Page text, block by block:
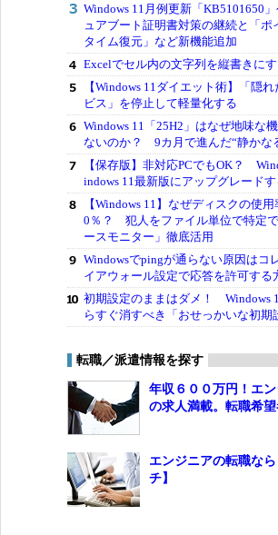
Windows 11月例更新「KB5101650
ュアブート証明書対策の継続と「ポ
タイム復元」など新機能追加
Excelでセル内の文字列を縦書きに
【Windows 11ダイエット術】「隠
ビス」を停止して軽量化する
Windows 11「25H2」はなぜ地味な
ないのか？ 9カ月で進んだ“静かな
【保存版】非対応PCでもOK？
indows 11最新版にアップグレード
【Windows 11】なぜディスクの使用
0％？ 犯人をファイル単位で特定
ースモニター」徹底活用
Windowsでpingが通らない原因は
イアウォール設定で応答を許可する
初期設定のままはダメ！ Windows
らすぐ消すべき「おせっかいな初期
転職／派遣情報を探す
年収６００万円！エ
の求人満載。転職希
エンジニアの転職な
チ】